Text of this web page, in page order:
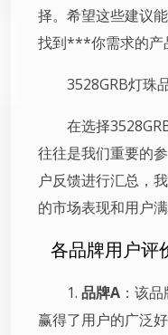
择。希望这些建议
找到***你需求的产
3528GRB灯珠
在选择
往往是我们重要的
户反馈进行汇总，
的市场表现和用户满
各品牌用户评
1. 品牌A ：该
赢得了用户的广泛